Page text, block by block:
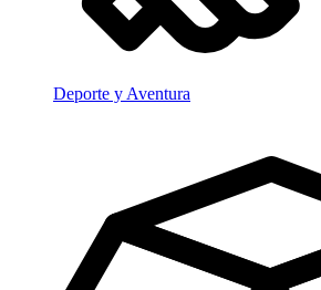
Deporte y Aventura